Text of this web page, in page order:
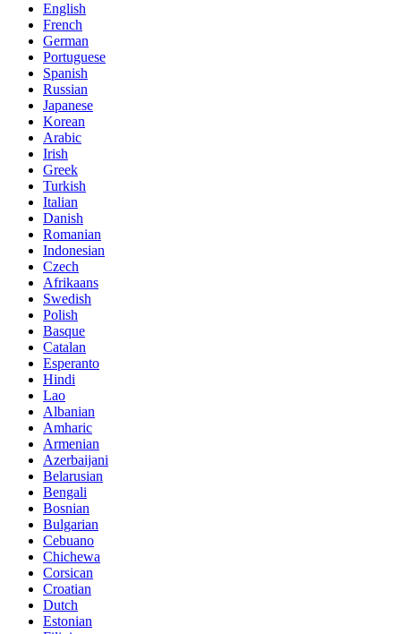
English
French
German
Portuguese
Spanish
Russian
Japanese
Korean
Arabic
Irish
Greek
Turkish
Italian
Danish
Romanian
Indonesian
Czech
Afrikaans
Swedish
Polish
Basque
Catalan
Esperanto
Hindi
Lao
Albanian
Amharic
Armenian
Azerbaijani
Belarusian
Bengali
Bosnian
Bulgarian
Cebuano
Chichewa
Corsican
Croatian
Dutch
Estonian